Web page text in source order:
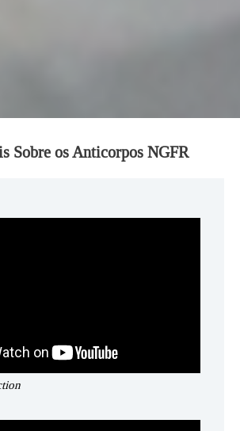
Sobre os Anticorpos NGFR